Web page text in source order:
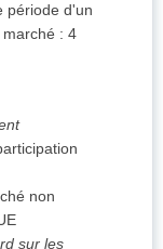
période d'un
: 4
non
sur les